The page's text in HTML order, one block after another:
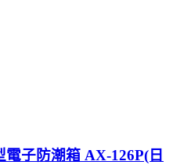
子防潮箱 AX-126P(日